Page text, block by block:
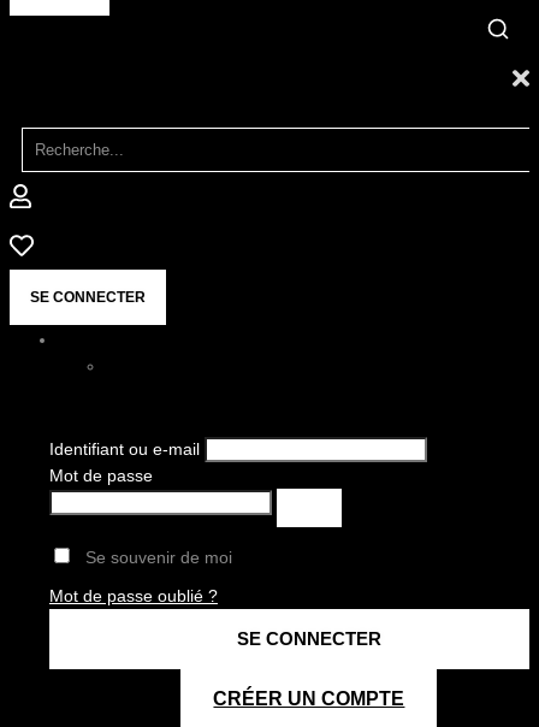
SE CONNECTER
Identifiant ou e-mail
Mot de passe
Se souvenir de moi
Mot de passe oublié ?
CRÉER UN COMPTE